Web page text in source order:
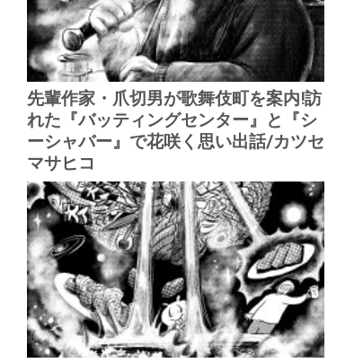
先輩作家・爪切男が歌舞伎町を案内!訪
れた『バッティングセンター』と『シ
ーシャバー』で花咲く思い出話/カツセ
マサヒコ